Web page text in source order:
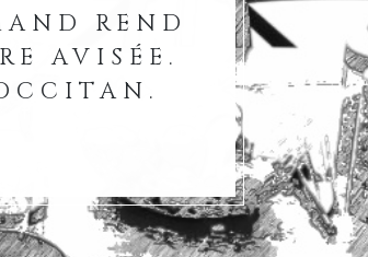
REND
AVISÉE.